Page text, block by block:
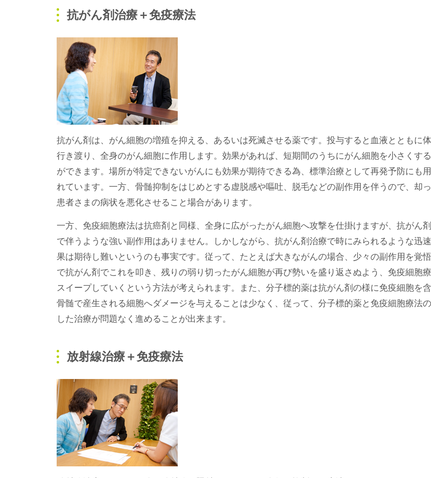
抗がん剤治療＋免疫療法
抗がん剤は、がん細胞の増殖を抑える、あるいは死滅させる薬です。投与すると血液とともに
行き渡り、全身のがん細胞に作用します。効果があれば、短期間のうちにがん細胞を小さくす
ができます。場所が特定できないがんにも効果が期待できる為、標準治療として再発予防にも
れています。一方、骨髄抑制をはじめとする虚脱感や嘔吐、脱毛などの副作用を伴うので、却っ
患者さまの病状を悪化させること場合があります。
一方、免疫細胞療法は抗癌剤と同様、全身に広がったがん細胞へ攻撃を仕掛けますが、抗がん
で伴うような強い副作用はありません。しかしながら、抗がん剤治療で時にみられるような迅
果は期待し難いというのも事実です。従って、たとえば大きながんの場合、少々の副作用を覚
で抗がん剤でこれを叩き、残りの弱り切ったがん細胞が再び勢いを盛り返さぬよう、免疫細胞
スイープしていくという方法が考えられます。また、分子標的薬は抗がん剤の様に免疫細胞を
骨髄で産生される細胞へダメージを与えることは少なく、従って、分子標的薬と免疫細胞療法
した治療が問題なく進めることが出来ます。
放射線治療＋免疫療法